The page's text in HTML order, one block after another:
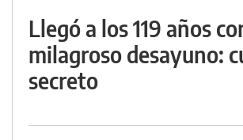
Llegó a los 119 años
milagroso desayuno:
secreto